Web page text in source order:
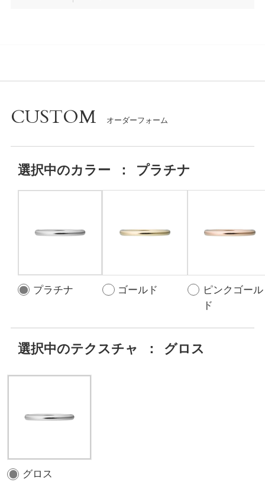
CUSTOM
選択中のカラー ： プラチナ
プラチナ ゴールド
ピンクゴール
ド
選択中のテクスチャ ： グロス
グロス